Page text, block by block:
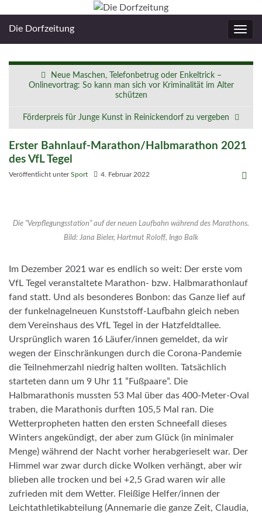
Die Dorfzeitung
Neue Maschen, Telefonbetrug oder Enkeltrick –
Onlinevortrag: So kann man sich vor Kriminalität im Alter
schützen
Förderpreis für Junge Kunst in Reinickendorf zu vergeben
Erster Bahnlauf-Marathon/Halbmarathon 2021
des VfL Tegel
Veröffentlicht unterSport 4. Februar 2022
Die “Verpflegungsstation” auf der neuen Laufbahn während des Marathons.
Bild: Jana Bieler, Hartmut Roloff, Ingo Balk
Im Dezember 2021 war es endlich so weit: Der erste vom
VfL Tegel veranstaltete Marathon- bzw. Halbmarathonlauf
fand statt. Und als besonderes Bonbon: das Ganze lief auf
der funkelnagelneuen Kunststoff-Laufbahn gleich neben
dem Vereinshaus des VfL Tegel in der Hatzfeldtallee.
Ursprünglich waren 16 Läufer/innen gemeldet, da wir
wegen der Einschränkungen durch die Corona-Pandemie
die Teilnehmerzahl niedrig halten wollten. Tatsächlich
starteten dann um 9 Uhr 11 ”Fußpaare”. Die
Halbmarathonis mussten 53 Mal über das 400-Meter-Oval
traben, die Marathonis durften 105,5 Mal ran. Die
Wetterpropheten hatten den ersten Schneefall dieses
Winters angekündigt, der aber zum Glück (in minimaler
Menge) während der Nacht vorher herabgerieselt war. Der
Himmel war zwar durch dicke Wolken verhängt, aber wir
blieben alle trocken und bei +2,5 Grad waren wir alle
zufrieden mit dem Wetter. Fleißige Helfer/innen der
Leichtathletikabteilung (Annemarie die ganze Zeit, Claudia,